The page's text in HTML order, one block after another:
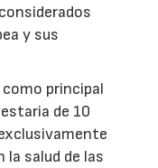
y sus
principal
de 10
salud de las